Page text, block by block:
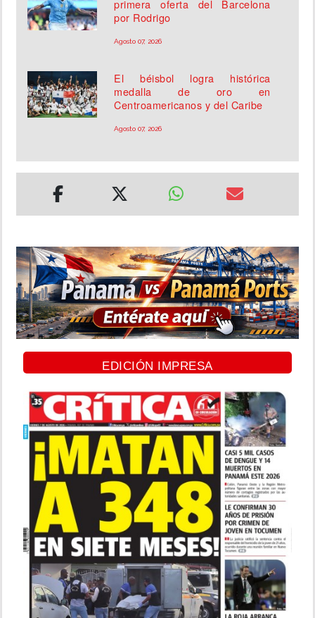
primera oferta del Barcelona
por Rodrigo
Agosto 07, 2026
El béisbol logra histórica
medalla de oro en
Centroamericanos y del Caribe
Agosto 07, 2026
EDICIÓN IMPRESA